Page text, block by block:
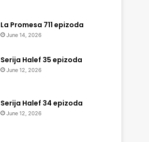
La Promesa 711 epizoda
June 14, 2026
Serija Halef 35 epizoda
June 12, 2026
Serija Halef 34 epizoda
June 12, 2026